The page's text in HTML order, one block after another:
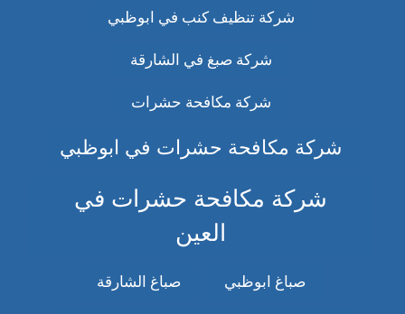
شركة تنظيف كنب في ابوظبي
شركة صبغ في الشارقة
شركة مكافحة حشرات
شركة مكافحة حشرات في ابوظبي
شركة مكافحة حشرات في
العين
صباغ ابوظبي صباغ الشارقة